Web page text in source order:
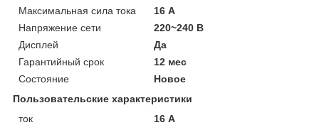
Максимальная сила тока
16 А
Напряжение сети
220~240 В
Дисплей
Да
Гарантийный срок
12 мес
Состояние
Новое
Пользовательские характеристики
ток
16 А